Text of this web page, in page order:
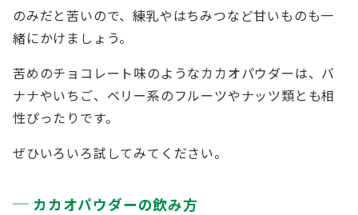
のみだと苦いので、練乳やはちみつなど甘いものも一
緒にかけましょう。
苦めのチョコレート味のようなカカオパウダーは、バ
ナナやいちご、ベリー系のフルーツやナッツ類とも相
性ぴったりです。
ぜひいろいろ試してみてください。
カカオパウダーの飲み方